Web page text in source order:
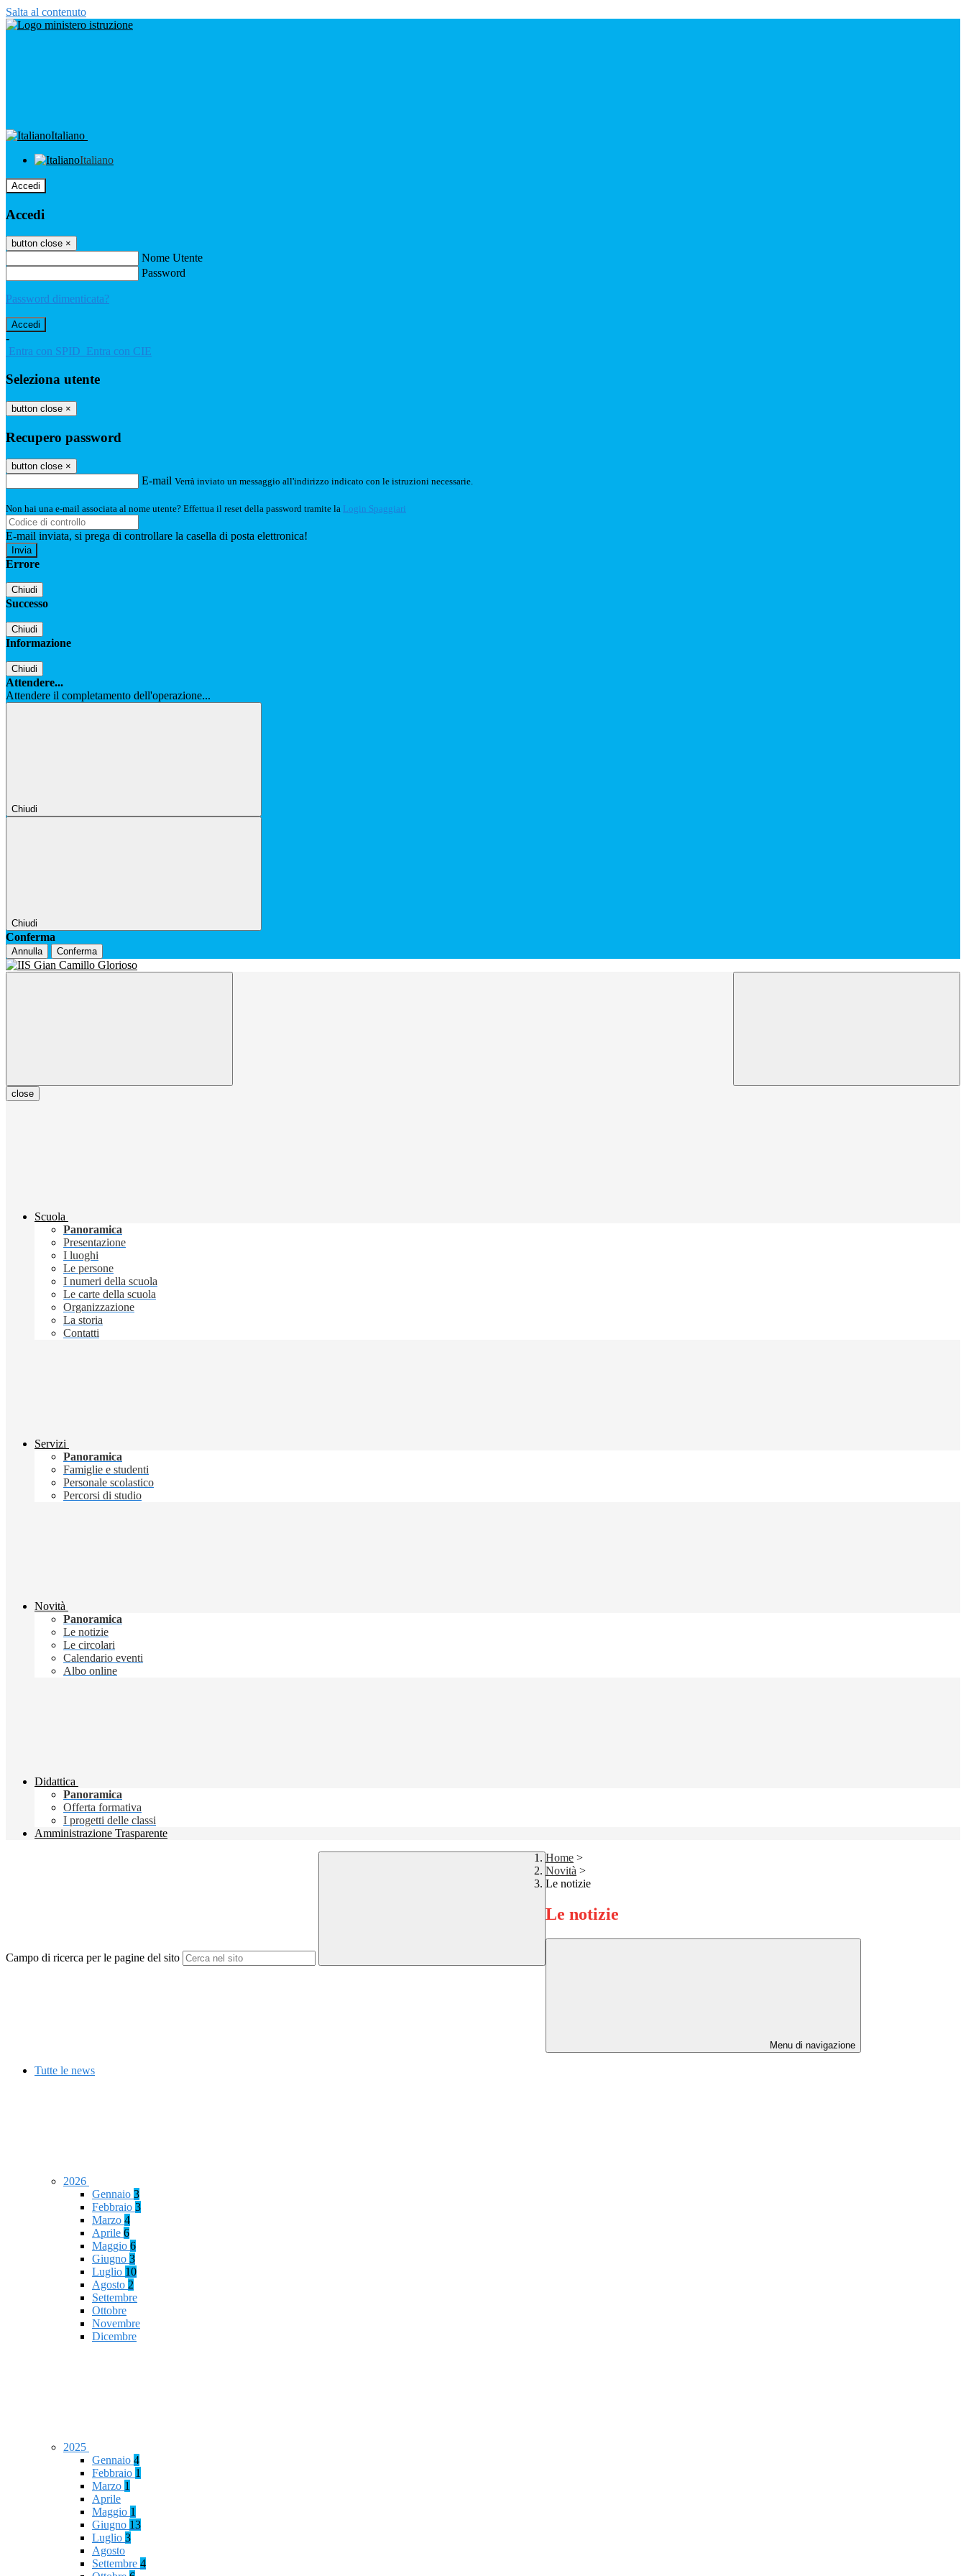
Salta al contenuto
Italiano
Italiano
Accedi
Accedi
button close ×
Nome Utente
Password
Password dimenticata?
-
Entra con SPID Entra con CIE
Seleziona utente
button close ×
Recupero password
button close ×
E-mail Verrà inviato un messaggio all'indirizzo indicato con le istruzioni necessarie.
Non hai una e-mail associata al nome utente? Effettua il reset della password tramite la Login Spaggiari
E-mail inviata, si prega di controllare la casella di posta elettronica!
Errore
Chiudi
Successo
Chiudi
Informazione
Chiudi
Attendere...
Attendere il completamento dell'operazione...
Chiudi
Chiudi
Conferma
Annulla Conferma
close
Scuola
Panoramica
Presentazione
I luoghi
Le persone
I numeri della scuola
Le carte della scuola
Organizzazione
La storia
Contatti
Servizi
Panoramica
Famiglie e studenti
Personale scolastico
Percorsi di studio
Novità
Panoramica
Le notizie
Le circolari
Calendario eventi
Albo online
Didattica
Panoramica
Offerta formativa
I progetti delle classi
Amministrazione Trasparente
Campo di ricerca per le pagine del sito
Home >
Novità >
Le notizie
Le notizie
Menu di navigazione
Tutte le news
2026
Gennaio 3
Febbraio 3
Marzo 4
Aprile 6
Maggio 6
Giugno 3
Luglio 10
Agosto 2
Settembre
Ottobre
Novembre
Dicembre
2025
Gennaio 4
Febbraio 1
Marzo 1
Aprile
Maggio 1
Giugno 13
Luglio 3
Agosto
Settembre 4